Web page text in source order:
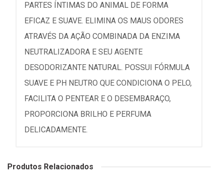
PARTES ÍNTIMAS DO ANIMAL DE FORMA
EFICAZ E SUAVE. ELIMINA OS MAUS ODORES
ATRAVÉS DA AÇÃO COMBINADA DA ENZIMA
NEUTRALIZADORA E SEU AGENTE
DESODORIZANTE NATURAL. POSSUI FÓRMULA
SUAVE E PH NEUTRO QUE CONDICIONA O PELO,
FACILITA O PENTEAR E O DESEMBARAÇO,
PROPORCIONA BRILHO E PERFUMA
DELICADAMENTE.
Produtos Relacionados